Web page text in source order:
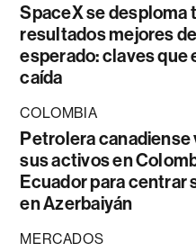
SpaceX se desploma
resultados mejores
esperado: claves que
caída
COLOMBIA
Petrolera canadiense
sus activos en
Ecuador para centrar
en Azerbaiyán
MERCADOS